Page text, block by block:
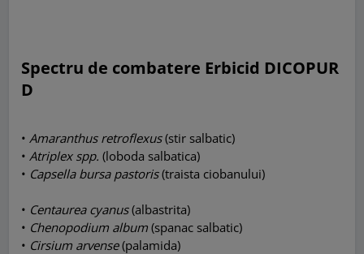
Spectru de combatere Erbicid DICOPUR
D
• Amaranthus retroflexus(stir salbatic)
• Atriplex spp. (loboda salbatica)
• Capsella bursa pastoris(traista ciobanului)
• Centaurea cyanus(albastrita)
• Chenopodium album (spanac salbatic)
• Cirsium arvense(palamida)